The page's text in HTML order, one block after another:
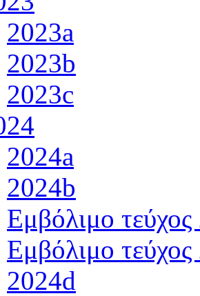
2023a
2023b
2023c
2024a
2024b
Εμβόλιμο
Εμβόλιμο
2024d